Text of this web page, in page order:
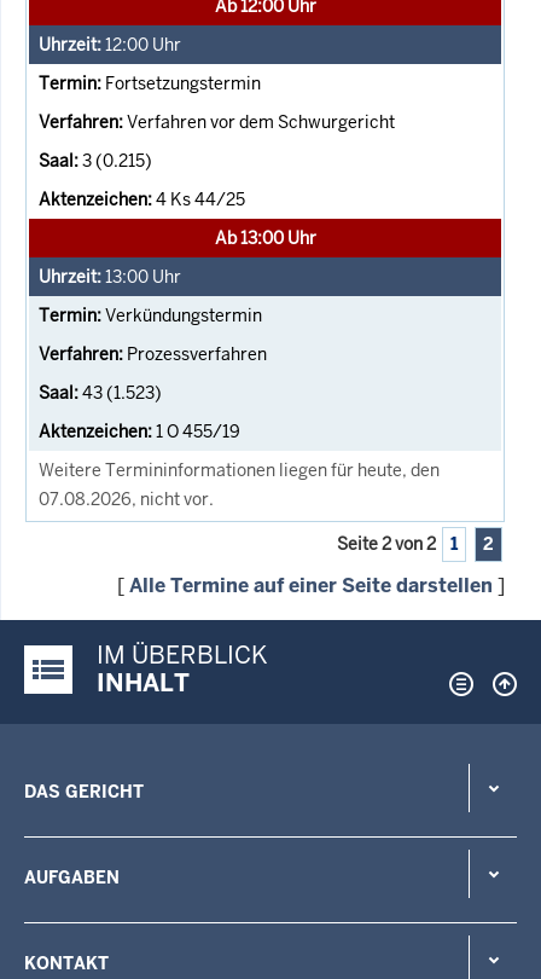
Ab 12:00 Uhr
12:00 Uhr
Fortsetzungstermin
Verfahren vor dem Schwurgericht
3 (0.215)
4 Ks 44/25
Ab 13:00 Uhr
13:00 Uhr
Verkündungstermin
Prozessverfahren
43 (1.523)
1 O 455/19
Weitere Termininformationen liegen für heute, den
07.08.2026, nicht vor.
Seite 2 von 2 1 2
[Alle Termine auf einer Seite darstellen ]
Justiz-Portal im Überblick:
IM ÜBERBLICK
INHALT
DAS GERICHT
AUFGABEN
KONTAKT